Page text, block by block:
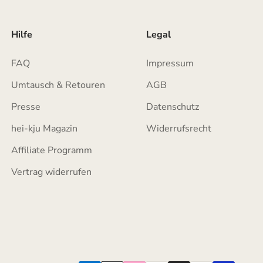
Hilfe
FAQ
Umtausch & Retouren
Presse
hei-kju Magazin
Affiliate Programm
Vertrag widerrufen
Legal
Impressum
AGB
Datenschutz
Widerrufsrecht